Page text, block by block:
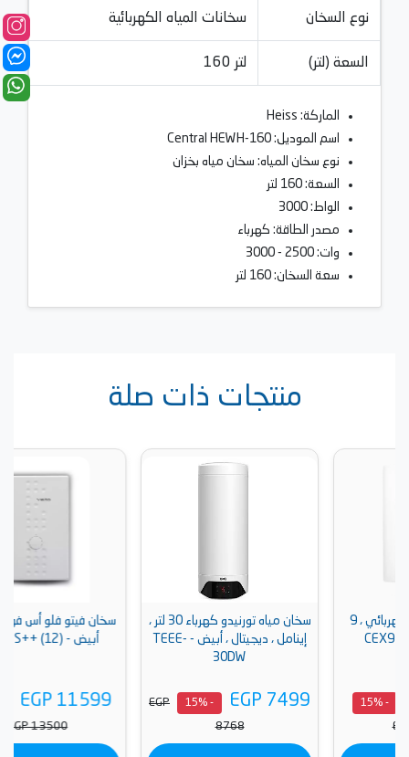
نوع السخان سخانات المياه الكهربائية
السعة (لتر) 160 لتر
الماركة: Heiss
اسم الموديل: Central HEWH-160
نوع سخان المياه: سخان مياه بخزان
السعة: 160 لتر
الواط: 3000
مصدر الطاقة: كهرباء
وات: 2500 - 3000
سعة السخان: 160 لتر
منتجات ذات صلة
سخان مياه تورنيدو كهرباء 30 لتر ،
إينامل ، ديجيتال ، أبيض - TEEE-
EGP 7499
- 15%
EGP
سخان فيتو فلو أس فوري، 12 ك،
أبيض - (12) ++FLOW S
EGP 11599
- 15%
EGP 13500